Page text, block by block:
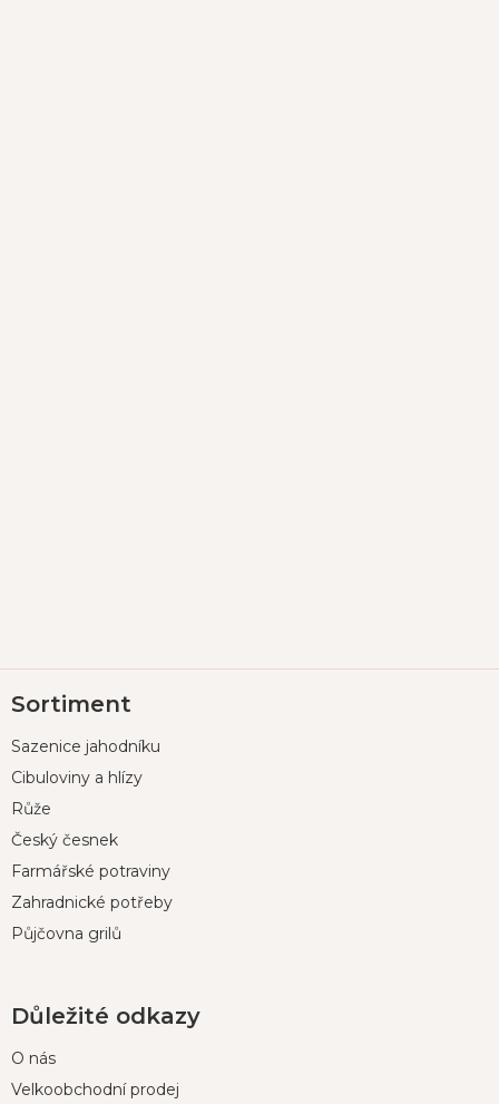
á
a
Sortiment
Sazenice jahodníku
Cibuloviny a hlízy
Růže
Český česnek
Farmářské potraviny
Zahradnické potřeby
Půjčovna grilů
Důležité odkazy
O nás
Velkoobchodní prodej